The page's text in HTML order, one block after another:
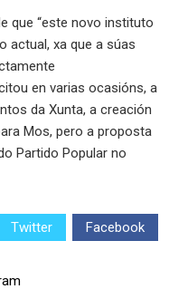
que “este novo instituto
actual, xa que a súas
en varias ocasións, a
da Xunta, a creación
Mos, pero a proposta
Partido Popular no
Twitter Facebook